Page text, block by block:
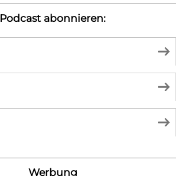
Podcast abonnieren:
Werbung